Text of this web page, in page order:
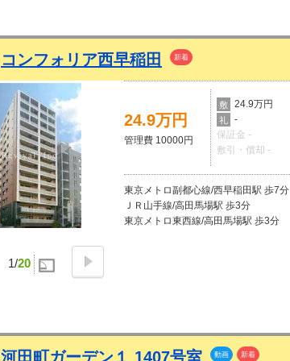
コンフォリア西早稲田 新着
1/20
24.9万円
管理費 10000円
敷 24.9万円
礼
-
保証金 -
敷引・償却 -
東京メトロ副都心線/西早稲田駅 歩7分
ＪＲ山手線/高田馬場駅 歩3分
東京メトロ東西線/高田馬場駅 歩3分
河田町ガーデン１ 1407号室 動画 新着